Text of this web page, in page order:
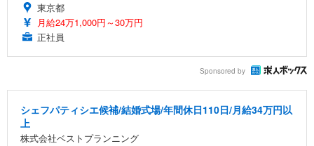
東京都
月給24万1,000円～30万円
正社員
Sponsored by
シェフパティシエ候補/結婚式場/年間休日110日/月給34万円以
上
株式会社ベストプランニング